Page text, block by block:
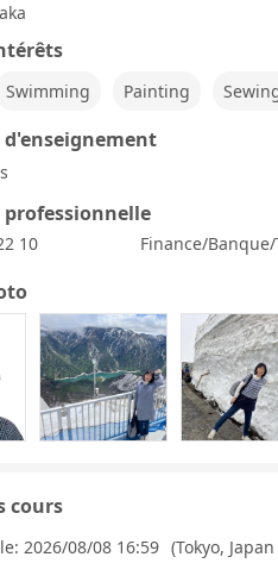
Swimming Painting
d'enseignement
professionnelle
10 Finance/
cours
2026/08/08 16:59 (Tokyo,